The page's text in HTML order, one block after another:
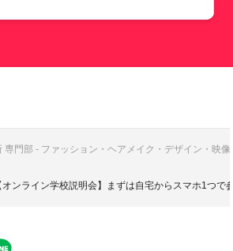
専門部 - ファッション・ヘアメイク・デザイン・映
ンライン学校説明会】まずは自宅からスマホ1つで